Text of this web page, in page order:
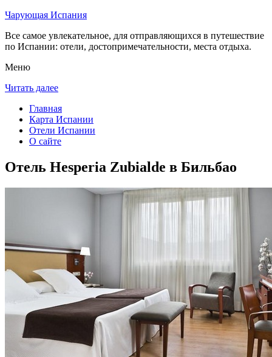
Чарующая Испания
Все самое увлекательное, для отправляющихся в путешествие
по Испании: отели, достопримечательности, места отдыха.
Меню
Читать далее
Главная
Карта Испании
Отели Испании
О сайте
Отель Hesperia Zubialde в Бильбао